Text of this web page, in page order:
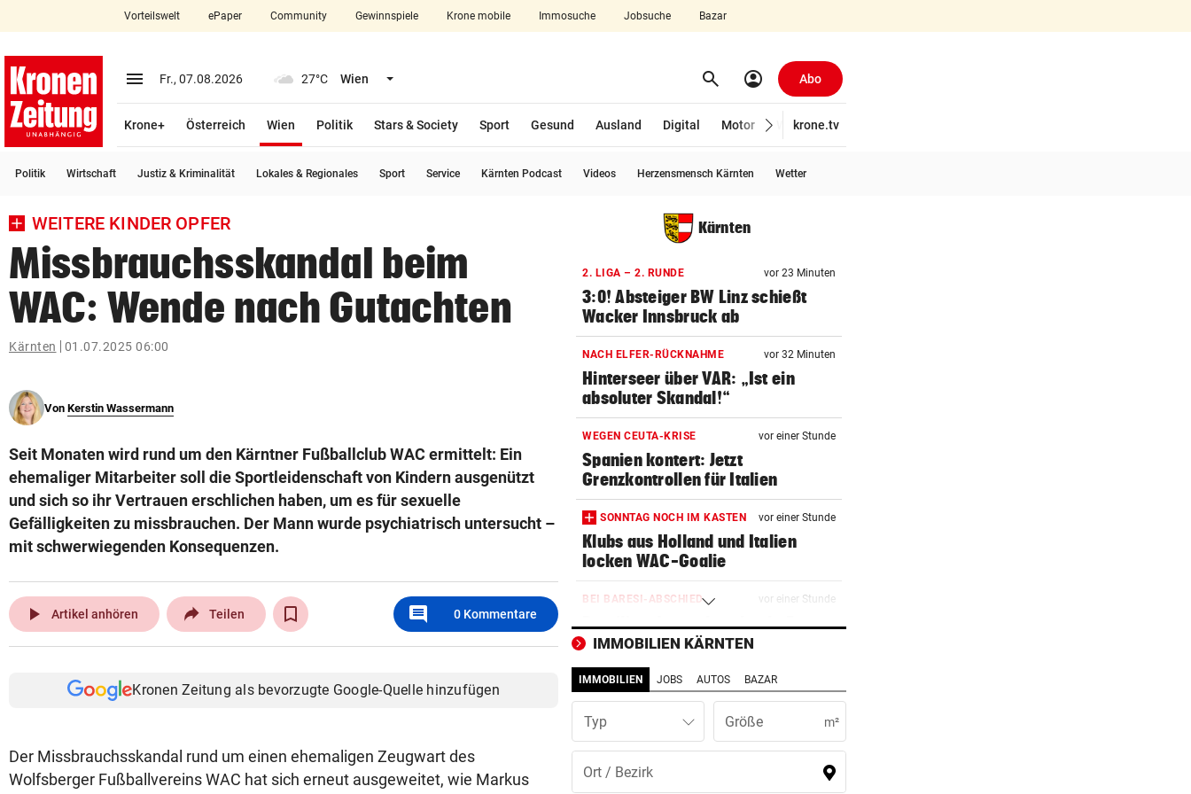
closeSchließen
account_circle Anmelden
arrow_right
bookmark
search
Suchbegriff
eingeben
© Krone Multimedia GmbH & Co KG 2026
Vorteilswelt ePaper Community Gewinnspiele Krone mobile Immosuche Jobsuche Bazar
menu Menü aufklappen
Fr., 07.08.2026 27°C Wien Menü aufklappen search Suchen
account_circle Abo
Krone+ Österreich Wien
Politik
Stars & Society Sport Gesund Ausland Digital Motor Wirtschaft
krone.tv
Politik Wirtschaft Justiz & Kriminalität Lokales & Regionales Sport Service Kärnten Podcast Videos Herzensmensch Kärnten Wetter
WEITERE KINDER OPFER
Missbrauchsskandal beim
WAC: Wende nach Gutachten
Kärnten 01.07.2025 06:00
Von Kerstin Wassermann
Seit Monaten wird rund um den Kärntner Fußballclub WAC ermittelt: Ein
ehemaliger Mitarbeiter soll die Sportleidenschaft von Kindern ausgenützt
und sich so ihr Vertrauen erschlichen haben, um es für sexuelle
Gefälligkeiten zu missbrauchen. Der Mann wurde psychiatrisch untersucht –
mit schwerwiegenden Konsequenzen.
play_arrow Artikel anhören Teilen comment 0 Kommentare
Kronen Zeitung als bevorzugte Google-Quelle hinzufügen
Der Missbrauchsskandal rund um einen ehemaligen Zeugwart des
Wolfsberger Fußballvereins WAC hat sich erneut ausgeweitet, wie Markus
Kärnten
2. LIGA – 2. RUNDE vor 23 Minuten
3:0! Absteiger BW Linz schießt
Wacker Innsbruck ab
NACH ELFER-RÜCKNAHME vor 32 Minuten
Hinterseer über VAR: „Ist ein
absoluter Skandal!“
WEGEN CEUTA-KRISE vor einer Stunde
Spanien kontert: Jetzt
Grenzkontrollen für Italien
SONNTAG NOCH IM KASTEN vor einer Stunde
Klubs aus Holland und Italien
locken WAC-Goalie
BEI BARESI-ABSCHIED vor einer Stunde
Brasilien-Legende schockt Fans
mit Mallet-Finger
KIND UND PARTNER TOT vor einer Stunde
Traktor-Unglück: Mutter (36)
meldet sich zu Wort
vor einer Stunde
IMMOBILIEN KÄRNTEN
IMMOBILIEN JOBS AUTOS BAZAR
Typ m²